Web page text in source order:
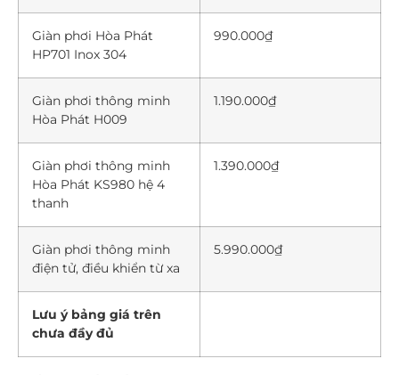
Giàn phơi Hòa Phát
HP701 Inox 304
990.000₫
Giàn phơi thông minh
Hòa Phát H009
1.190.000₫
Giàn phơi thông minh
Hòa Phát KS980 hệ 4
thanh
1.390.000₫
Giàn phơi thông minh
điện tử, điều khiển từ xa
5.990.000₫
Lưu ý bảng giá trên
chưa đầy đủ